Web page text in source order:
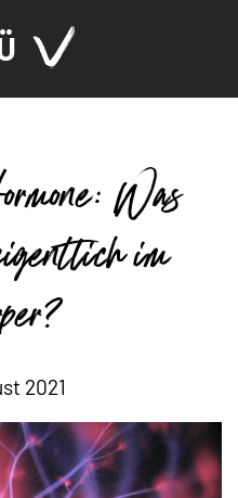
Was
im
2021